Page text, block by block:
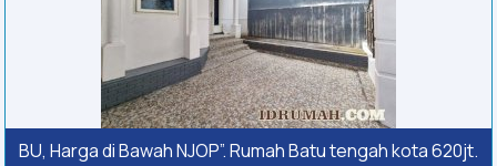
BU, Harga di Bawah NJOP”. Rumah Batu tengah kota 620jt.